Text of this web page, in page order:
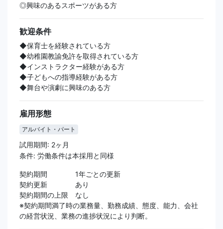
◎興味のあるスポーツがある方
歓迎条件
◆保育士を経験されている方
◆幼稚園教諭免許を取得されている方
◆インストラクター経験がある方
◆子どもへの指導経験がある方
◆舞台や演劇に興味のある方
雇用形態
アルバイト・パート
試用期間: 2ヶ月
条件: 労働条件は本採用と同様
契約期間 1年ごとの更新
契約更新 あり
契約期間の上限 なし
※契約期間満了時の業務量、勤務成績、態度、能力、会社
の経営状況、業務の進捗状況により判断。